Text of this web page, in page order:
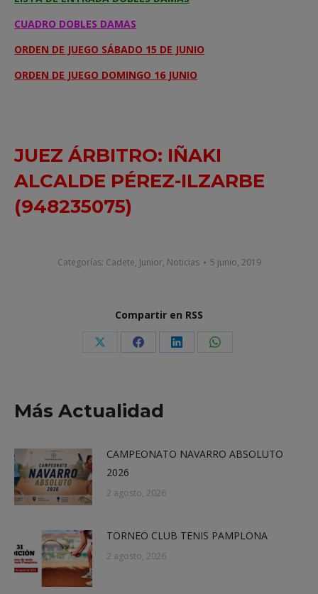
CUADRO DOBLES DAMAS
ORDEN DE JUEGO SÁBADO 15 DE JUNIO
ORDEN DE JUEGO DOMINGO 16 JUNIO
JUEZ ÁRBITRO: IÑAKI
ALCALDE PÉREZ-ILZARBE
(948235075)
Categorías: Cadete, Junior, Noticias 5 junio, 2019
Compartir en RSS
Share Share Share Share
Más Actualidad
CAMPEONATO NAVARRO ABSOLUTO
2026
2 agosto, 2026
TORNEO CLUB TENIS PAMPLONA
2 agosto, 2026